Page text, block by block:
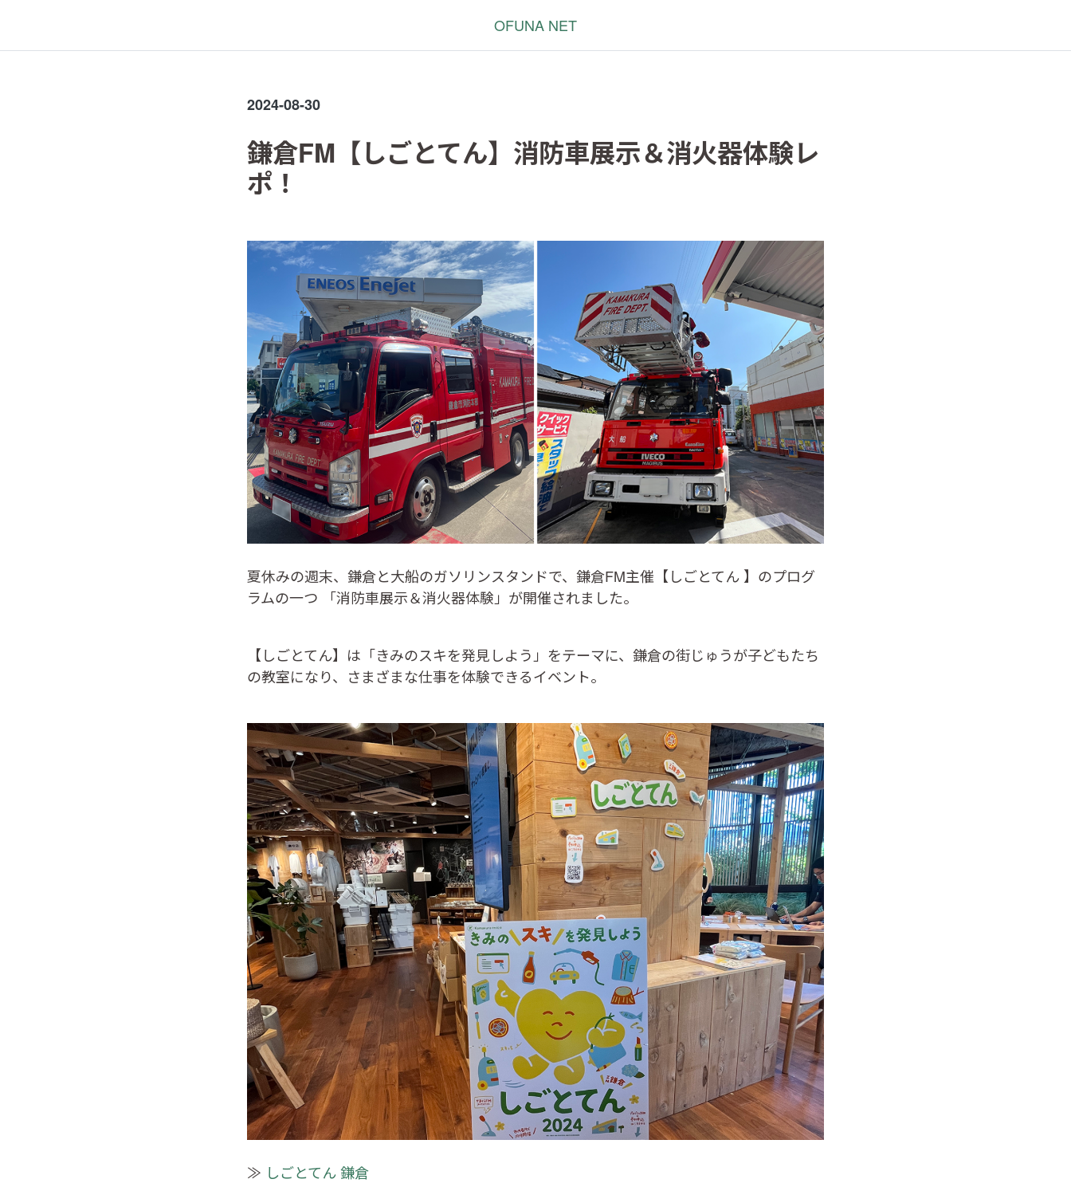
OFUNA NET
2024-08-30
鎌倉FM【しごとてん】消防車展示＆消火器体験レ
ポ！
夏休みの週末、鎌倉と大船のガソリンスタンドで、鎌倉FM主催【しごとてん 】のプログ
ラムの一つ 「消防車展示＆消火器体験」が開催されました。
【しごとてん】は「きみのスキを発見しよう」をテーマに、鎌倉の街じゅうが子どもたち
の教室になり、さまざまな仕事を体験できるイベント。
≫ しごとてん 鎌倉